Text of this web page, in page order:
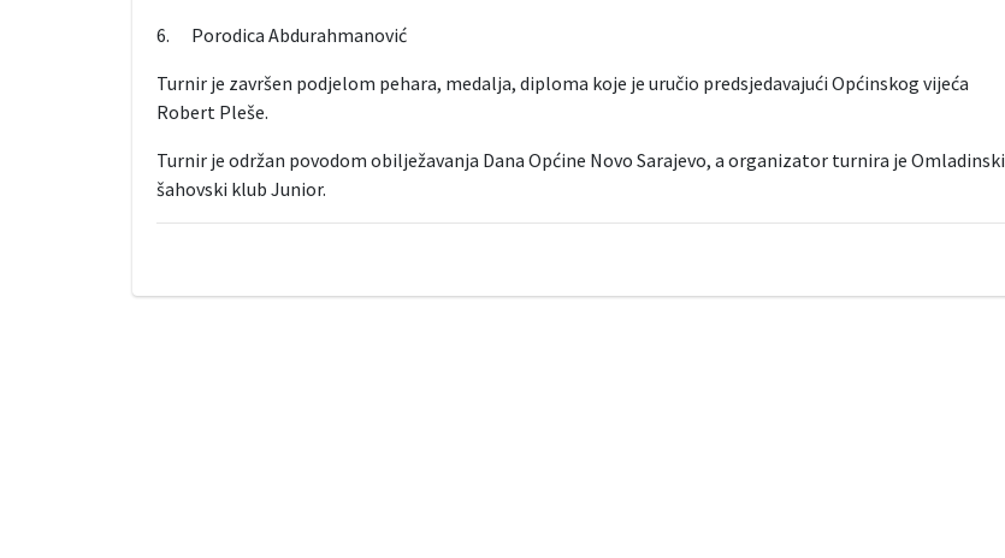
6. Porodica Abdurahmanović
Turnir je završen podjelom pehara, medalja, diploma koje je uručio predsjedavajući Općinskog vijeća
Robert Pleše.
Turnir je održan povodom obilježavanja Dana Općine Novo Sarajevo, a organizator turnira je Omladinski
šahovski klub Junior.